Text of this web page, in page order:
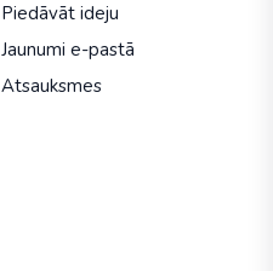
Piedāvāt ideju
Jaunumi e-pastā
Atsauksmes